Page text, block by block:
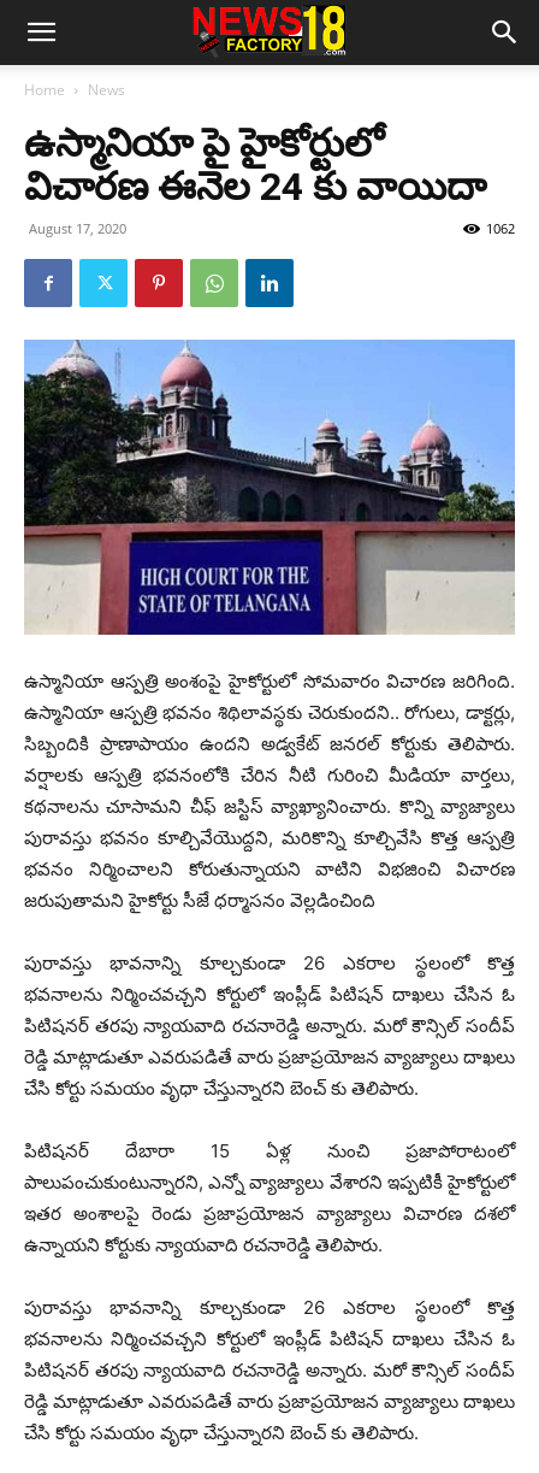
Home News
ఉస్మానియా పై హైకోర్టులో
విచారణ ఈనెల 24 కు వాయిదా
August 17, 2020 1062
ఉస్మానియా ఆస్పత్రి అంశంపై హైకోర్టులో సోమవారం విచారణ జరిగింది.
ఉస్మానియా ఆస్పత్రి భవనం శిథిలావస్థకు చెరుకుందని.. రోగులు, డాక్టర్లు,
సిబ్బందికి ప్రాణాపాయం ఉందని అడ్వకేట్ జనరల్ కోర్టుకు తెలిపారు.
వర్షాలకు ఆస్పత్రి భవనంలోకి చేరిన నీటి గురించి మీడియా వార్తలు,
కథనాలను చూసామని చీఫ్ జస్టిస్ వ్యాఖ్యానించారు. కొన్ని వ్యాజ్యాలు
పురావస్తు భవనం కూల్చివేయొద్దని, మరికొన్ని కూల్చివేసి కొత్త ఆస్పత్రి
భవనం నిర్మించాలని కోరుతున్నాయని వాటిని విభజించి విచారణ
జరుపుతామని హైకోర్టు సీజే ధర్మాసనం వెల్లడించింది
పురావస్తు భావనాన్ని కూల్చకుండా 26 ఎకరాల స్థలంలో కొత్త
భవనాలను నిర్మించవచ్చని కోర్టులో ఇంప్లీడ్ పిటిషన్ దాఖలు చేసిన ఓ
పిటిషనర్ తరపు న్యాయవాది రచనారెడ్డి అన్నారు. మరో కౌన్సిల్ సందీప్
రెడ్డి మాట్లాడుతూ ఎవరుపడితే వారు ప్రజాప్రయోజన వ్యాజ్యాలు దాఖలు
చేసి కోర్టు సమయం వృధా చేస్తున్నారని బెంచ్ కు తెలిపారు.
పిటిషనర్ దేబారా 15 ఏళ్ల నుంచి ప్రజాపోరాటంలో
పాలుపంచుకుంటున్నారని, ఎన్నో వ్యాజ్యాలు వేశారని ఇప్పటికీ హైకోర్టులో
ఇతర అంశాలపై రెండు ప్రజాప్రయోజన వ్యాజ్యాలు విచారణ దశలో
ఉన్నాయని కోర్టుకు న్యాయవాది రచనారెడ్డి తెలిపారు.
పురావస్తు భావనాన్ని కూల్చకుండా 26 ఎకరాల స్థలంలో కొత్త
భవనాలను నిర్మించవచ్చని కోర్టులో ఇంప్లీడ్ పిటిషన్ దాఖలు చేసిన ఓ
పిటిషనర్ తరపు న్యాయవాది రచనారెడ్డి అన్నారు. మరో కౌన్సిల్ సందీప్
రెడ్డి మాట్లాడుతూ ఎవరుపడితే వారు ప్రజాప్రయోజన వ్యాజ్యాలు దాఖలు
చేసి కోర్టు సమయం వృధా చేస్తున్నారని బెంచ్ కు తెలిపారు.